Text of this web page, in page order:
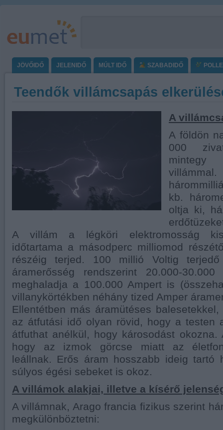
JÖVŐIDŐ JELENIDŐ MÚLT IDŐ SZABADIDŐ
Teendők villámcsapás
A
A földön
000
kb.
oltja ki,
A villám a légköri elektromosság
időtartama a másodperc milliomod
részéig terjed. 100 millió Voltig
áramerősség rendszerint 20.000-
meghaladja a 100.000 Ampert is
villanykörtékben néhány tized Amper
Ellentétben más áramütéses
az átfutási idő olyan rövid, hogy a testen
átfuthat anélkül, hogy károsodást okozna.
hogy az izmok görcse miatt az
leállnak. Erős áram hosszabb ideig tartó
súlyos égési sebeket is okoz.
A villámok alakjai, illetve a kísérő
A villámnak, Arago francia fizikus szerint
megkülönböztetni: